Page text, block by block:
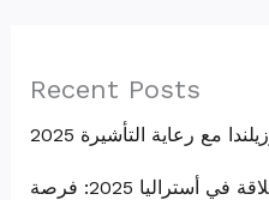
Recent Posts
مع رعاية التأشيرة 2025
عقود عمل في مجال الحلاقة في أستراليا 2025: فرصة